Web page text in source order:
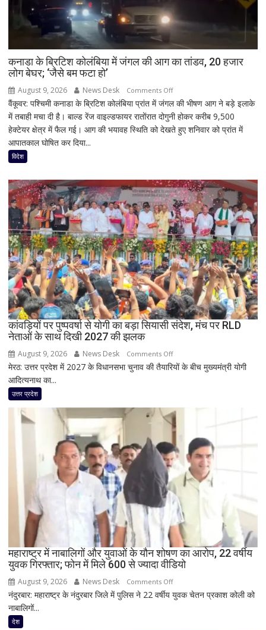
कनाडा के ब्रिटिश कोलंबिया में जंगल की आग का तांडव, 20 हजार
लोग बेघर; ‘जैसे बम फटा हो’
August 9, 2026 News Desk Comments Offon
कनाडा
के
ब्रिटिश
की
आग
का
तांडव,
20
हजार
लोग
बेघर;
‘जैसे
बम
फटा
हो’
वैंकूवर: पश्चिमी कनाडा के ब्रिटिश कोलंबिया प्रांत में जंगल की भीषण आग ने बड़े इलाके
में तबाही मचा दी है। बाल्ड रेंज वाइल्डफायर रातोंरात दोगुनी होकर करीब 9,500
हेक्टेयर क्षेत्र में फैल गई। आग की भयावह स्थिति को देखते हुए शनिवार को प्रांत में
आपातकाल घोषित कर दिया...
विदेश
कांवड़ियों पर पुष्पवर्षा से योगी का बड़ा सियासी संदेश, मंच पर RLD
नेताओं के साथ दिखी 2027 की झलक
August 9, 2026 News Desk Comments Offon
कांवड़ियों
योगी
का
बड़ा
सियासी
संदेश,
मंच
पर
RLD
नेताओं
साथ
दिखी
झलक
मेरठ: उत्तर प्रदेश में 2027 के विधानसभा चुनाव की तैयारियों के बीच मुख्यमंत्री योगी
आदित्यनाथ का...
उत्तर प्रदेश
महाराष्ट्र में नाबालिगों और युवाओं के यौन शोषण का आरोप, 22 वर्षीय
युवक गिरफ्तार; फोन में मिले 600 से ज्यादा वीडियो
August 9, 2026 News Desk Comments Offon
महाराष्ट्र
नंदुरबार: महाराष्ट्र के नंदुरबार जिले में पुलिस ने 22 वर्षीय युवक चेतन प्रकाश कोली को
नाबालिगों...
देश